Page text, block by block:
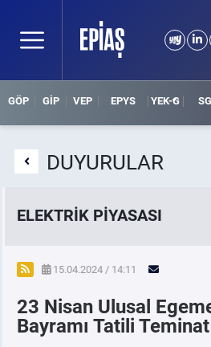
GÖP GİP VEP EPYS YEK-G
DUYURULAR
ELEKTRİK PİYASASI
SPOT ELEKTRİK PİYASALARI
ÖRNEK FİNANS BELGELERİ
15.04.2024 / 14:11
23 Nisan Ulusal
Bayramı Tatili